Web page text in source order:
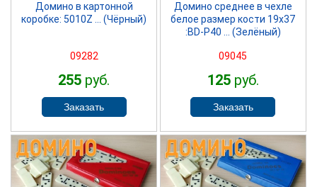
Домино в картонной
коробке: 5010Z ... (Чёрный)
09282
255 руб.
Домино среднее в чехле
белое размер кости 19х37
:BD-P40 ... (Зелёный)
09045
125руб.